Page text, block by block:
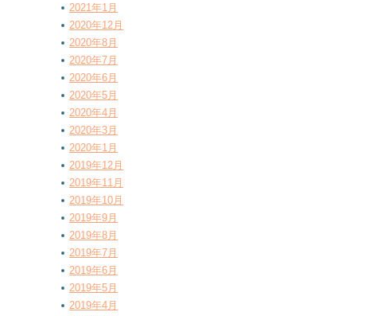
2021年1月
2020年12月
2020年8月
2020年7月
2020年6月
2020年5月
2020年4月
2020年3月
2020年1月
2019年12月
2019年11月
2019年10月
2019年9月
2019年8月
2019年7月
2019年6月
2019年5月
2019年4月